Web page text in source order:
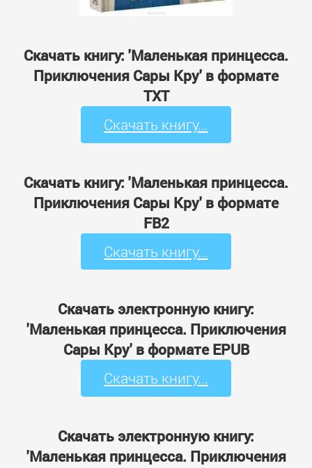
Скачать книгу: 'Маленькая принцесса.
Приключения Сары Кру' в формате
TXT
Скачать книгу...
Скачать книгу: 'Маленькая принцесса.
Приключения Сары Кру' в формате
FB2
Скачать книгу...
Скачать электронную книгу:
'Маленькая принцесса. Приключения
Сары Кру' в формате EPUB
Скачать книгу...
Скачать электронную книгу:
'Маленькая принцесса. Приключения